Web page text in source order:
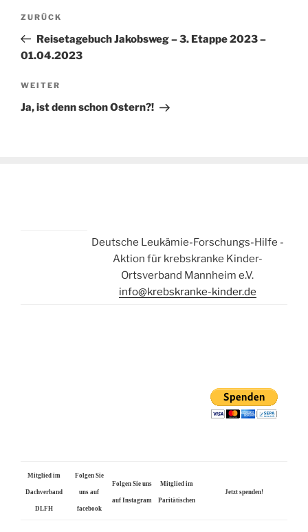
Beitragsnavigation
Vorheriger
Beitrag
ZURÜCK
Reisetagebuch Jakobsweg – 3. Etappe 2023 –
01.04.2023
Nächster
Beitrag
WEITER
Ja, ist denn schon Ostern?!
Deutsche Leukämie-Forschungs-Hilfe -
Aktion für krebskranke Kinder-
Ortsverband Mannheim e.V.
info@krebskranke-kinder.de
Mitglied im
Dachverband
DLFH
Folgen Sie
uns auf
facebook
Folgen Sie uns
auf Instagram
Mitglied im
Paritätischen
Jetzt spenden!